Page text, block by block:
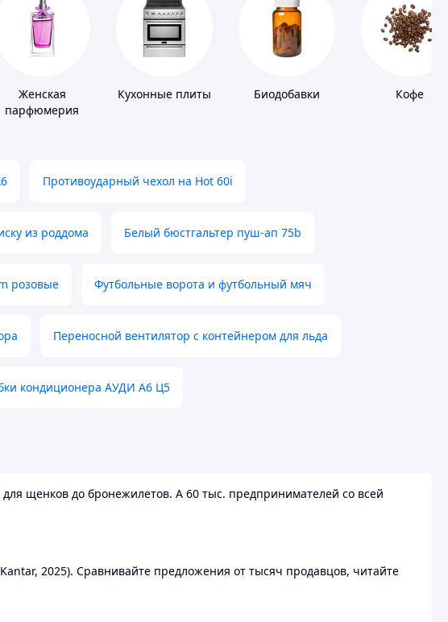
Женская
парфюмерия
Кухонные плиты Биодобавки Кофе
Противоударный чехол на Hot 60i
из роддома Белый бюстгальтер пуш-ап 75b
розовые Футбольные ворота и футбольный мяч
Переносной вентилятор с контейнером для льда
кондиционера АУДИ А6 Ц5
щенков до бронежилетов. А 60 тыс. предпринимателей со всей
2025). Сравнивайте предложения от тысяч продавцов, читайте